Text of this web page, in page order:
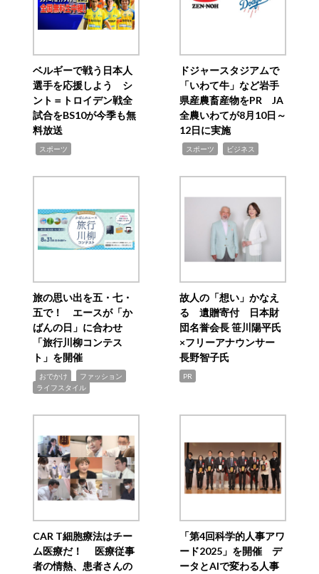
ベルギーで戦う日本人
選手を応援しよう シ
ント＝トロイデン戦全
試合をBS10が今季も無
料放送
スポーツ
ドジャースタジアムで
「いわて牛」など岩手
県産農畜産物をPR JA
全農いわてが8月10日～
12日に実施
スポーツ ビジネス
旅の思い出を五・七・
五で！ エースが「か
ばんの日」に合わせ
「旅行川柳コンテス
ト」を開催
おでかけ ファッション
ライフスタイル
故人の「想い」かなえ
る 遺贈寄付 日本財
団名誉会長 笹川陽平氏
×フリーアナウンサー
長野智子氏
PR
CAR T細胞療法はチー
ム医療だ！ 医療従事
者の情熱、患者さんの
「第4回科学的人事アワ
ード2025」を開催 デ
ータとAIで変わる人事